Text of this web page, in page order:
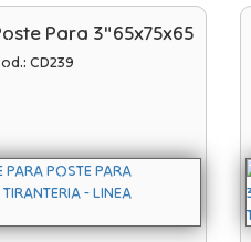
Para 3"65x75x65
CD239